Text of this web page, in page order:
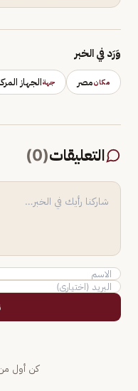
وَرَد في الخبر
مكانمصر جهةالجهاز
التعليقات(
0
)
كن أول